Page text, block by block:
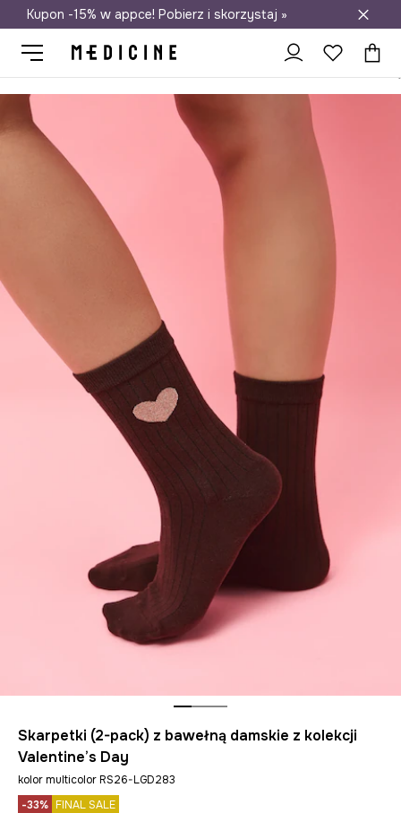
Darmowa dostawa do salonów
Kupon -15% w appce! Pobierz i skorzystaj »
Skarpetki (2-pack) z bawełną damskie z kolekcji
Valentine’s Day
kolor multicolor RS26-LGD283
-33% FINAL SALE